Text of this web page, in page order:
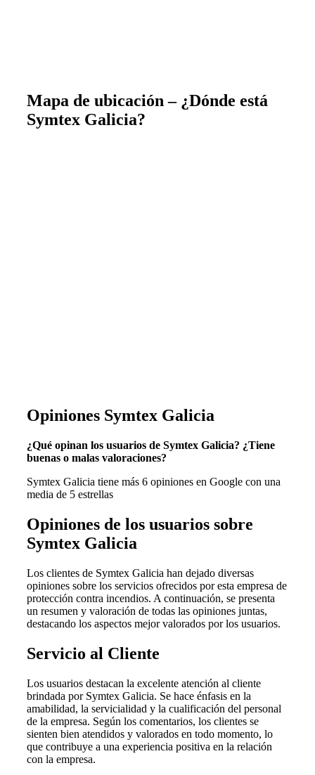
Mapa de ubicación – ¿Dónde está
Symtex Galicia?
Opiniones Symtex Galicia
¿Qué opinan los usuarios de Symtex Galicia? ¿Tiene
buenas o malas valoraciones?
Symtex Galicia tiene más 6 opiniones en Google con una
media de 5 estrellas
Opiniones de los usuarios sobre
Symtex Galicia
Los clientes de Symtex Galicia han dejado diversas
opiniones sobre los servicios ofrecidos por esta empresa de
protección contra incendios. A continuación, se presenta
un resumen y valoración de todas las opiniones juntas,
destacando los aspectos mejor valorados por los usuarios.
Servicio al Cliente
Los usuarios destacan la excelente atención al cliente
brindada por Symtex Galicia. Se hace énfasis en la
amabilidad, la servicialidad y la cualificación del personal
de la empresa. Según los comentarios, los clientes se
sienten bien atendidos y valorados en todo momento, lo
que contribuye a una experiencia positiva en la relación
con la empresa.